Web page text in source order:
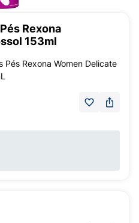
Rexona
153ml
Pés Rexona Women Delicate